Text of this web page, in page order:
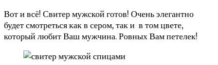
Вот и всё! Свитер мужской готов! Очень элегантно
будет смотреться как в сером, так и в том цвете,
который любит Ваш мужчина. Ровных Вам петелек!